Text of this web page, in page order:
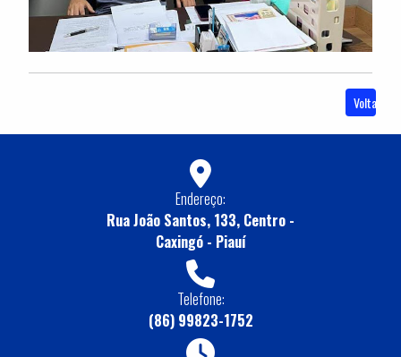
Voltar
Endereço:
Rua João Santos, 133, Centro -
Caxingó - Piauí
Telefone:
(86) 99823-1752